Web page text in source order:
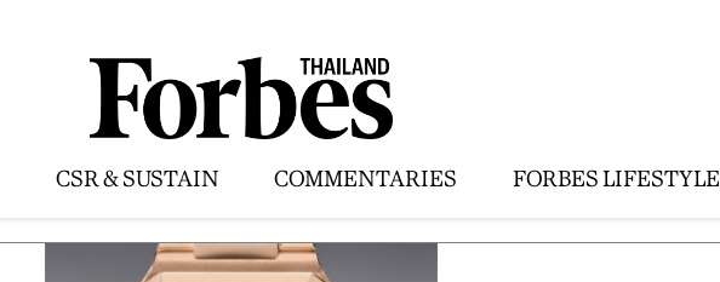
CSR & SUSTAIN COMMENTARIES FORBES LIFESTYLE